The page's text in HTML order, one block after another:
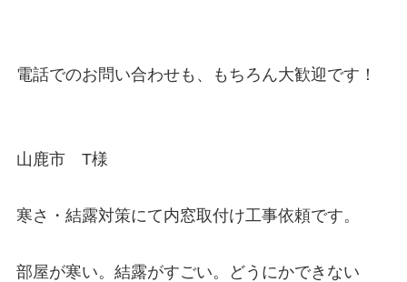
電話でのお問い合わせも、もちろん大歓迎です！
山鹿市　T様
寒さ・結露対策にて内窓取付け工事依頼です。
部屋が寒い。結露がすごい。どうにかできない